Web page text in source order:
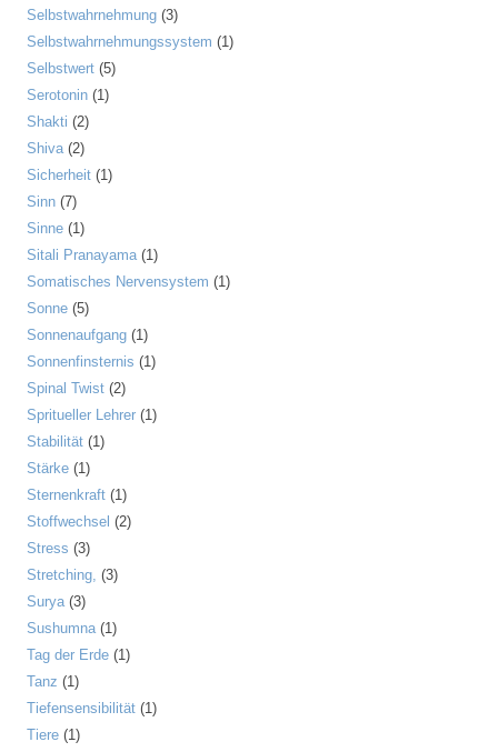
Selbstwahrnehmung (3)
Selbstwahrnehmungssystem (1)
Selbstwert (5)
Serotonin (1)
Shakti (2)
Shiva(2)
Sicherheit (1)
Sinn (7)
Sinne (1)
Sitali Pranayama(1)
Somatisches Nervensystem (1)
Sonne (5)
Sonnenaufgang (1)
Sonnenfinsternis (1)
Spinal Twist (2)
Spritueller Lehrer (1)
Stabilität (1)
Stärke (1)
Sternenkraft (1)
Stoffwechsel (2)
Stress (3)
Stretching, (3)
Surya(3)
Sushumna(1)
Tag der Erde (1)
Tanz (1)
Tiefensensibilität (1)
Tiere (1)